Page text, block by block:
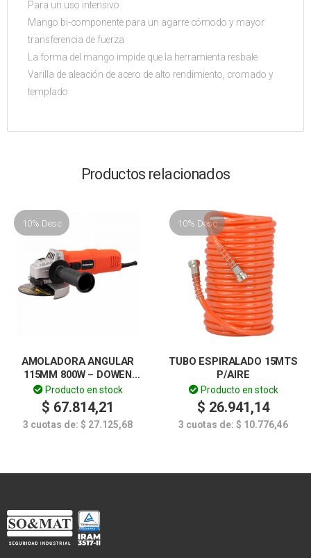
Para un uso intensivo
Mango bi-componente para un agarre cómodo y mayor
transferencia de fuerza
La forma del mango impide que la herramienta resbale
Varilla de aleación de acero de alto rendimiento, cromado y
templado
Productos relacionados
10% Desc
AMOLADORA ANGULAR
115MM 800W – DOWEN
PAGIO
Producto en stock
$ 67.814,21
3 cuotas de: $ 27.125,68
10% Desc
TUBO ESPIRALADO 15MTS
P/AIRE
Producto en stock
$ 26.941,14
3 cuotas de: $ 10.776,46